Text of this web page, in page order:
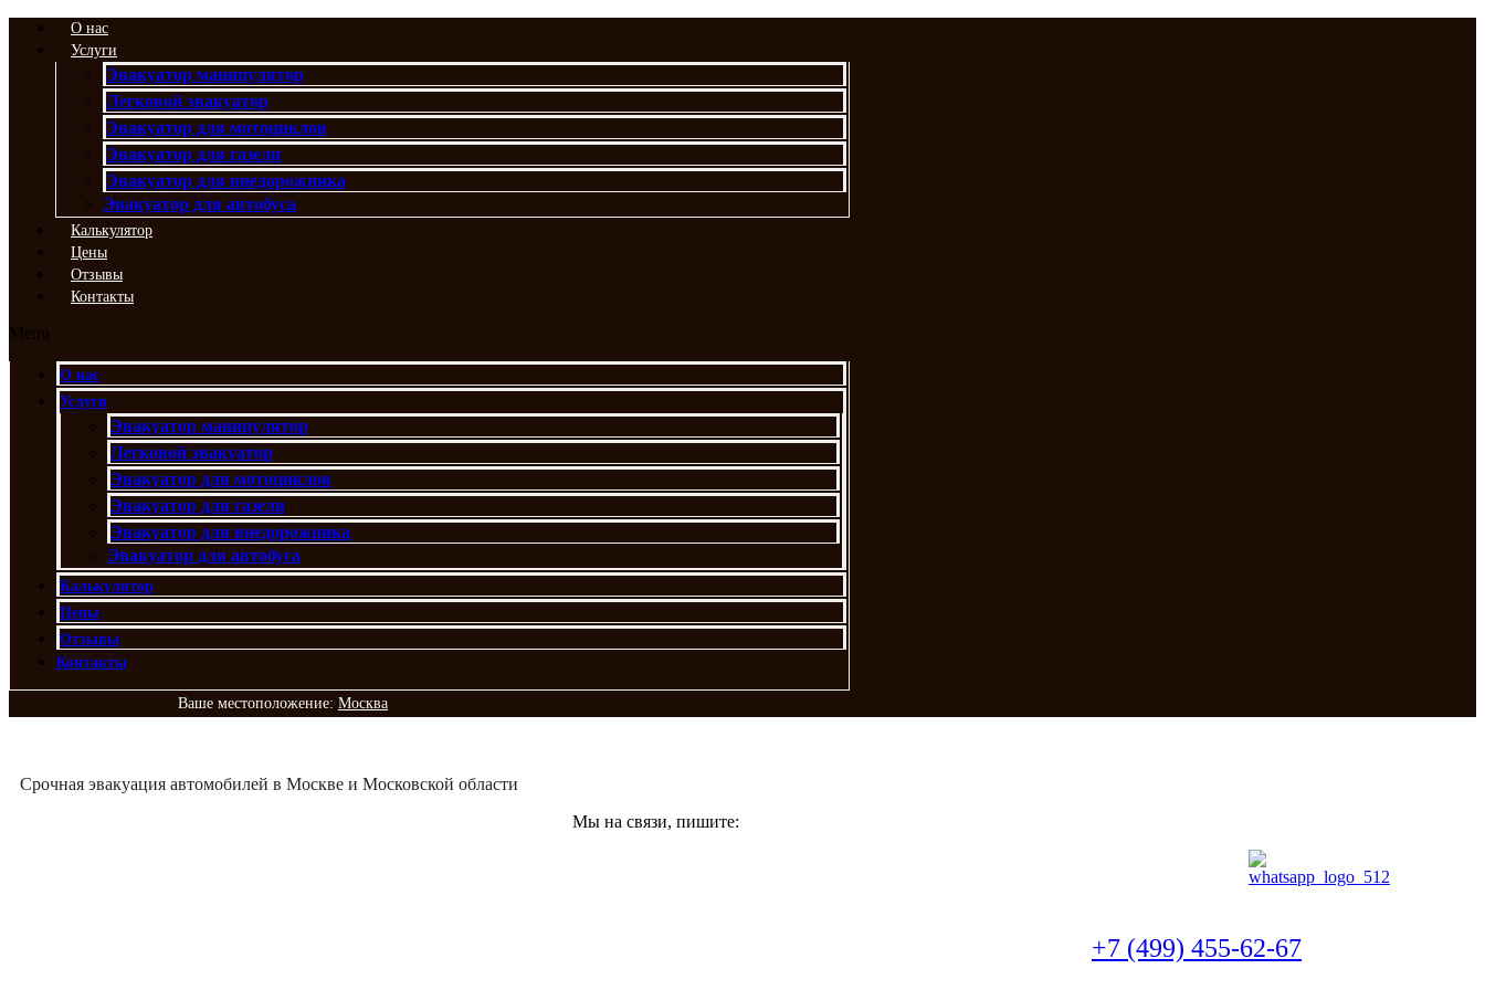
Перейти
содержимому
О нас
Услуги
Эвакуатор манипулятор
Легковой эвакуатор
Эвакуатор для мотоциклов
Эвакуатор для газели
Эвакуатор для внедорожника
Эвакуатор для автобуса
Калькулятор
Цены
Отзывы
Контакты
Menu
О нас
Услуги
Эвакуатор манипулятор
Легковой эвакуатор
Эвакуатор для мотоциклов
Эвакуатор для газели
Эвакуатор для внедорожника
Эвакуатор для автобуса
Калькулятор
Цены
Отзывы
Контакты
Ваше местоположение: Москва
Срочная эвакуация автомобилей в Москве и Московской области
Мы на связи, пишите:
+7 (499) 455-62-67